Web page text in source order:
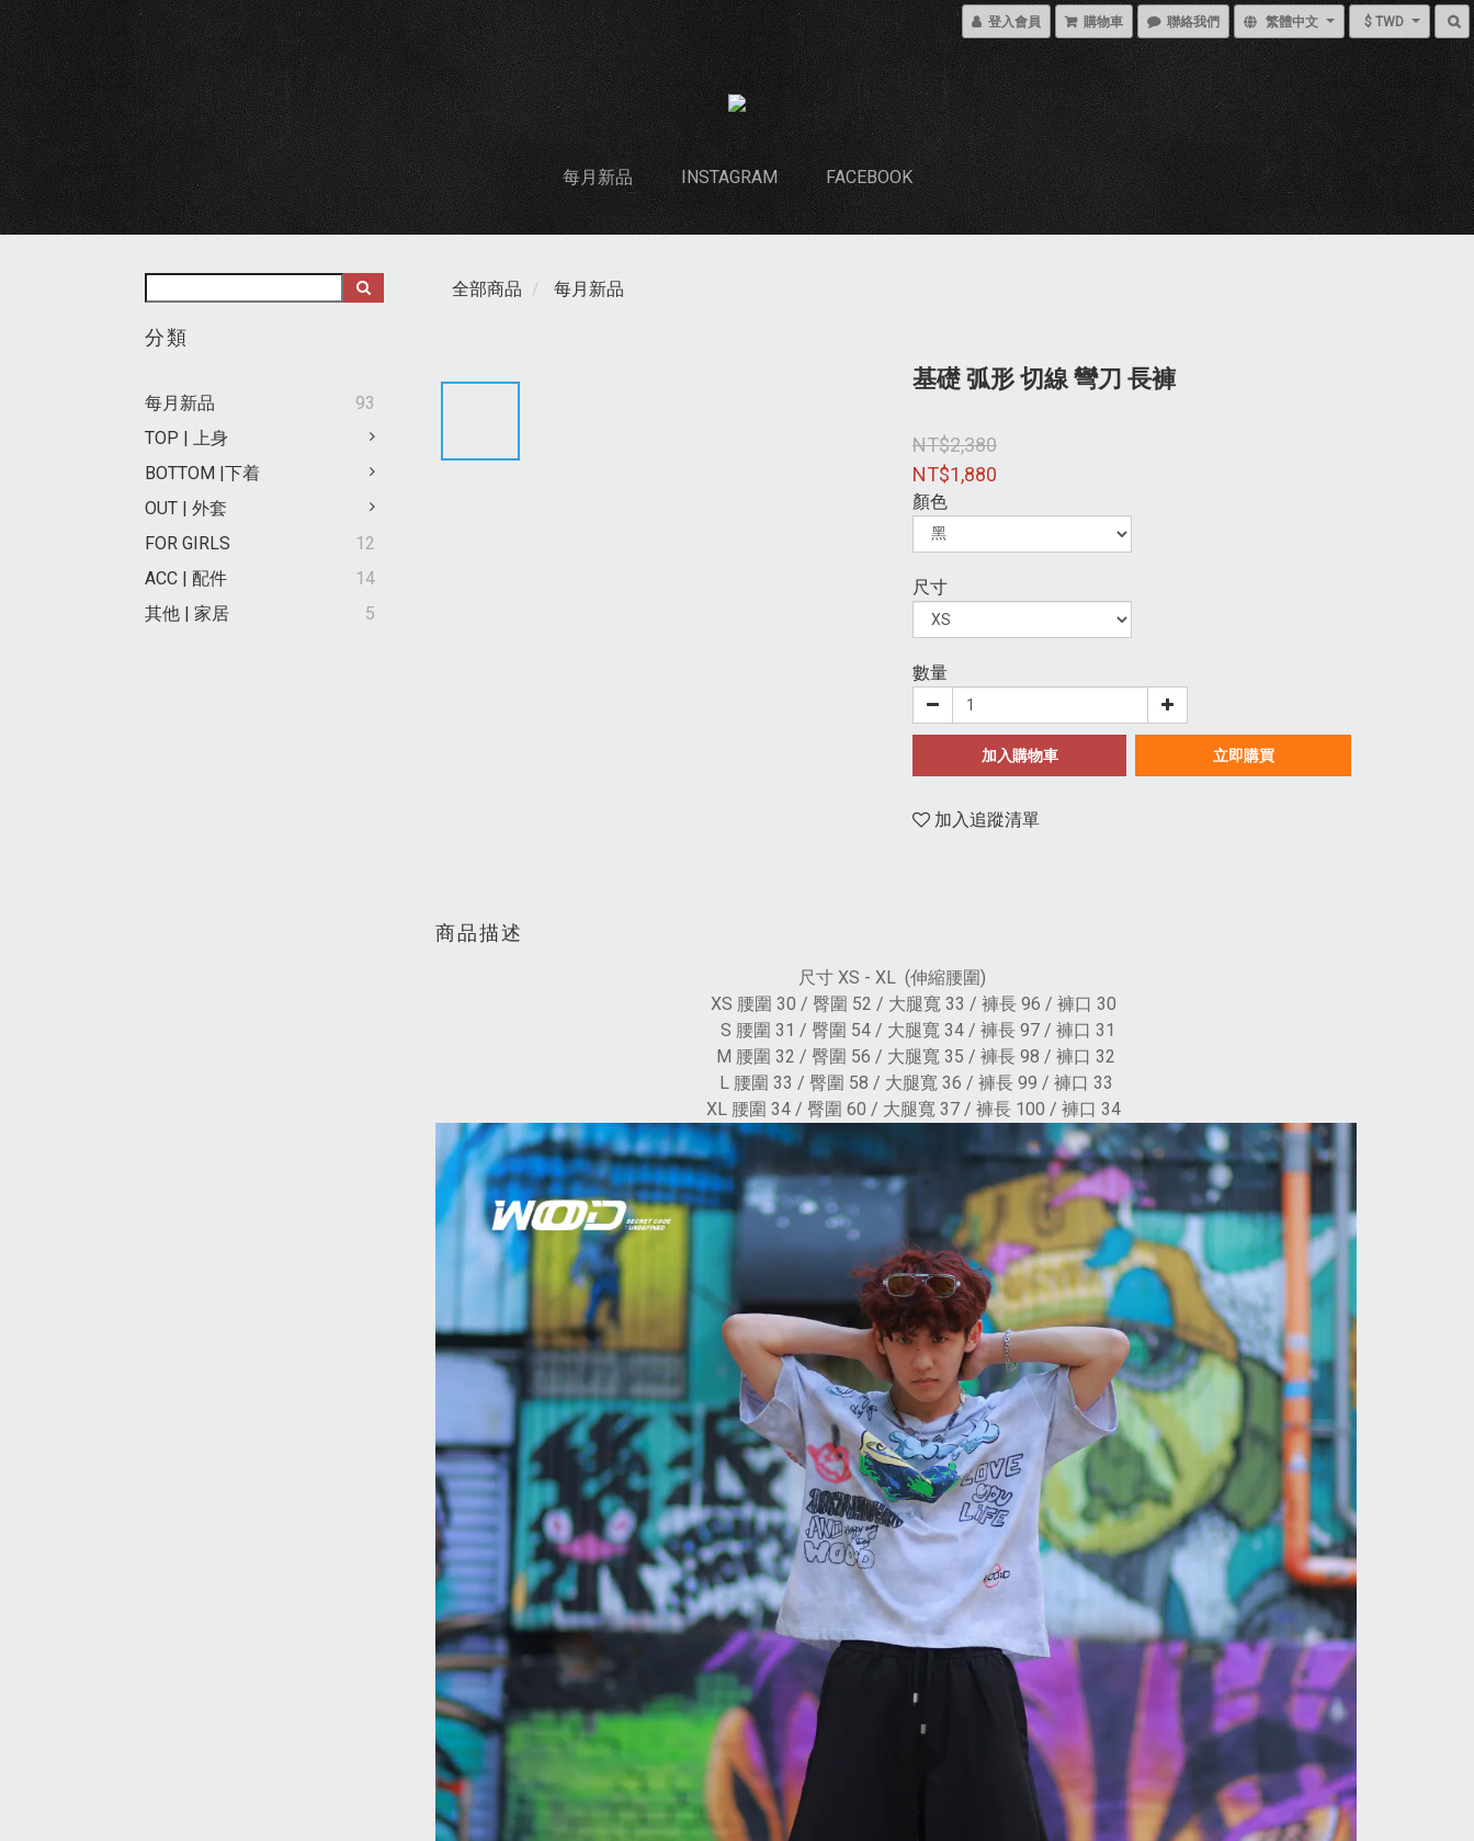
登入會員 購物車 聯絡我們 繁體中文 $ TWD
每月新品 INSTAGRAM FACEBOOK
分類
每月新品
93
TOP | 上身
BOTTOM |下着
OUT | 外套
FOR GIRLS
12
ACC | 配件
14
其他 | 家居
5
全部商品 每月新品
基礎 弧形 切線 彎刀 長褲
NT$2,380
NT$1,880
顏色
尺寸
數量
加入購物車 立即購買
加入追蹤清單
商品描述
尺寸 XS - XL (伸縮腰圍)
XS 腰圍 30 / 臀圍 52 / 大腿寬 33 / 褲長 96 / 褲口 30
S 腰圍 31 / 臀圍 54 / 大腿寬 34 / 褲長 97 / 褲口 31
M 腰圍 32 / 臀圍 56 / 大腿寬 35 / 褲長 98 / 褲口 32
L 腰圍 33 / 臀圍 58 / 大腿寬 36 / 褲長 99 / 褲口 33
XL 腰圍 34 / 臀圍 60 / 大腿寬 37 / 褲長 100 / 褲口 34